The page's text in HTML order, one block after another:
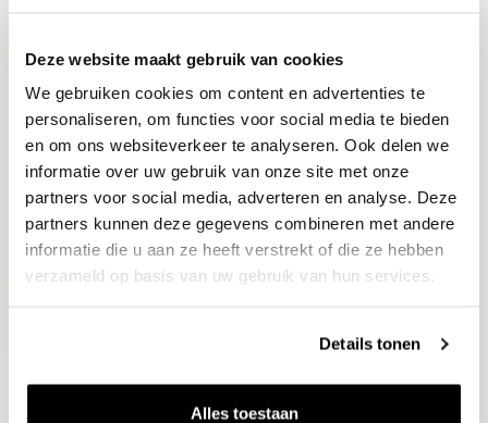
Deze website maakt gebruik van cookies
We gebruiken cookies om content en advertenties te
personaliseren, om functies voor social media te bieden
en om ons websiteverkeer te analyseren. Ook delen we
informatie over uw gebruik van onze site met onze
partners voor social media, adverteren en analyse. Deze
partners kunnen deze gegevens combineren met andere
informatie die u aan ze heeft verstrekt of die ze hebben
verzameld op basis van uw gebruik van hun services.
Details tonen
Alles toestaan
Blijf op de hoogte
Ontvang het laatste wijnnieuws, proeverijen en
evenementen
E-mailadres
Aanmelden